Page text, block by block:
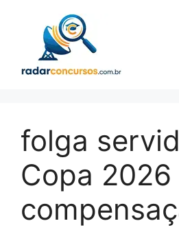
conteúdo
folga
Copa